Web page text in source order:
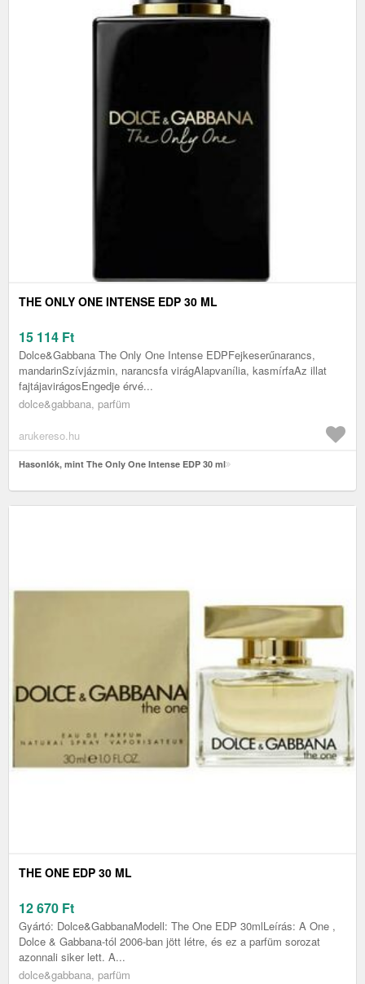
THE ONLY ONE INTENSE EDP 30 ML
15 114 Ft
Dolce&Gabbana The Only One Intense EDPFejkeserűnarancs,
mandarinSzívjázmin, narancsfa virágAlapvanília, kasmírfaAz illat
fajtájavirágosEngedje érvé...
dolce&gabbana, parfüm
arukereso.hu
Hasonlók, mint The Only One Intense EDP 30 ml
THE ONE EDP 30 ML
12 670 Ft
Gyártó: Dolce&GabbanaModell: The One EDP 30mlLeírás: A One ,
Dolce & Gabbana-tól 2006-ban jött létre, és ez a parfüm sorozat
azonnali siker lett. A...
dolce&gabbana, parfüm